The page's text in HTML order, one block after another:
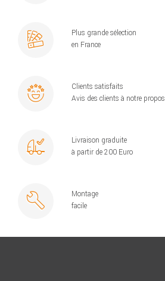
Plus grande sélection
en France
Clients satisfaits
Avis des clients à notre propos
Livraison graduite
à partir de 200 Euro
Montage
facile